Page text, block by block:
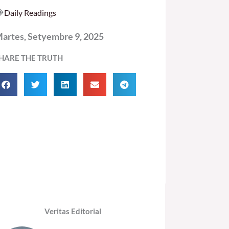
Daily Readings
Setyembre 9, 2025
THE TRUTH
Veritas Editorial